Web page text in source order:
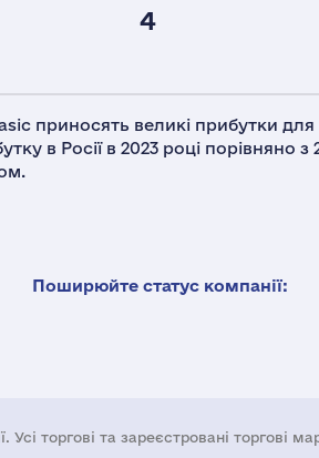
4
приносять великі прибутки
в Росії в 2023 році порівняно
Поширюйте статус компанії:
торгові та зареєстровані торгові